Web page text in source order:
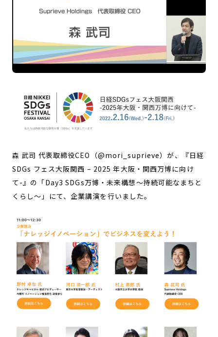
森 武司 代表取締役CEO（@mori_suprieve）が、『日経
SDGs フェス大阪関西 – 2025 年大阪・関西万博に向け
て-』の「Day3 SDGs万博・未来構想～持続可能なまちと
くらし～」にて、企業講演を行いました。